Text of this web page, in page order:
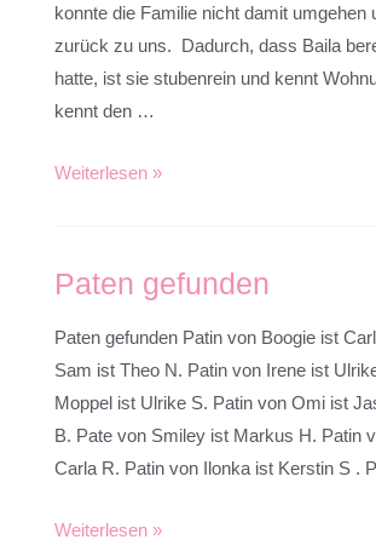
konnte die Familie nicht damit umgehen
zurück zu uns. Dadurch, dass Baila
hatte, ist sie stubenrein und kennt
kennt den …
Weiterlesen »
Paten gefunden
Paten gefunden Patin von Boogie ist
Sam ist Theo N. Patin von Irene ist
Moppel ist Ulrike S. Patin von Omi ist
B. Pate von Smiley ist Markus H. Patin
Carla R. Patin von Ilonka ist Kerstin S .
Paten
Weiterlesen »